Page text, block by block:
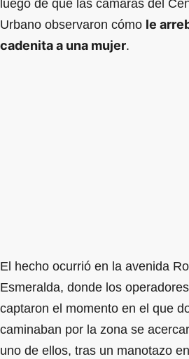
luego de que las cámaras del
Urbano observaron cómo le
cadenita a una mujer.
El hecho ocurrió en la avenida
Esmeralda, donde los
captaron el momento en el que
caminaban por la zona se
uno de ellos, tras un manotazo